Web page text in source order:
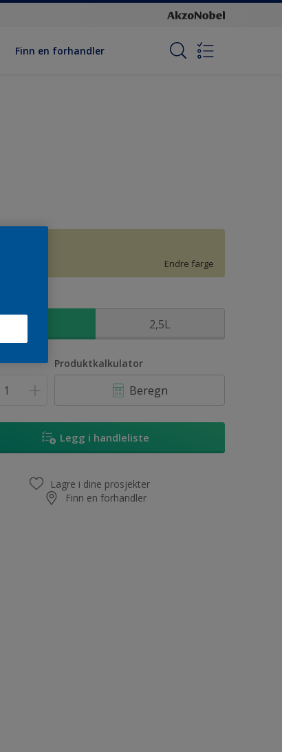
Finn en forhandler
Endre farge
2,5L
Produktkalkulator
Beregn
Legg i handleliste
Lagre i dine prosjekter
Finn en forhandler